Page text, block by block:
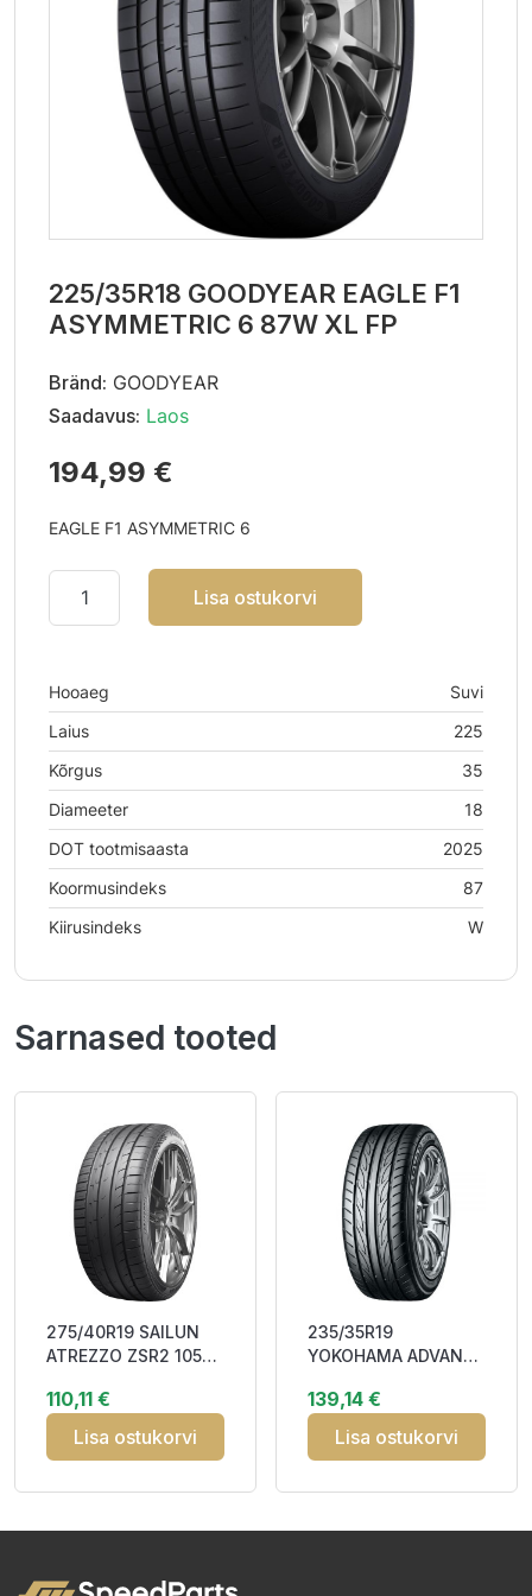
225/35R18 GOODYEAR EAGLE F1
ASYMMETRIC 6 87W XL FP
Bränd: GOODYEAR
Saadavus: Laos
194,99 €
EAGLE F1 ASYMMETRIC 6
Lisa ostukorvi
Hooaeg
Suvi
Laius
225
Kõrgus
35
Diameeter
18
DOT tootmisaasta
2025
Koormusindeks
87
Kiirusindeks
W
Sarnased tooted
275/40R19 SAILUN
ATREZZO ZSR2 105Y
BAA69
110,11 €
Lisa ostukorvi
235/35R19
YOKOHAMA ADVAN
RPB DOT22 CAA67
139,14 €
Lisa ostukorvi